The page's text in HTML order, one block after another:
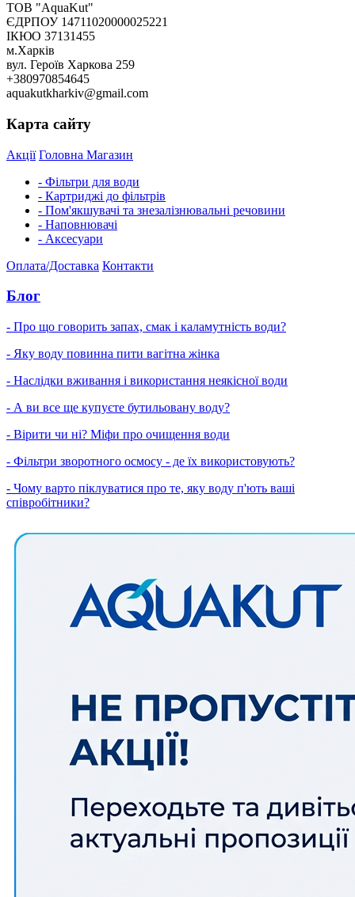
ТОВ "AquaKut"
ЄДРПОУ 14711020000025221
ІКЮО 37131455
м.Харків
вул. Героїв Харкова 259
+380970854645
aquakutkharkiv@gmail.com
Карта сайту
Акції Головна Магазин
- Фільтри для води
- Картриджі до фільтрів
- Пом'якшувачі та знезалізнювальні речовини
- Наповнювачі
- Аксесуари
Оплата/Доставка Контакти
Блог
- Про що говорить запах, смак і каламутність води?
- Яку воду повинна пити вагітна жінка
- Наслідки вживання і використання неякісної води
- А ви все ще купуєте бутильовану воду?
- Вірити чи ні? Міфи про очищення води
- Фільтри зворотного осмосу - де їх використовують?
- Чому варто піклуватися про те, яку воду п'ють ваші
співробітники?